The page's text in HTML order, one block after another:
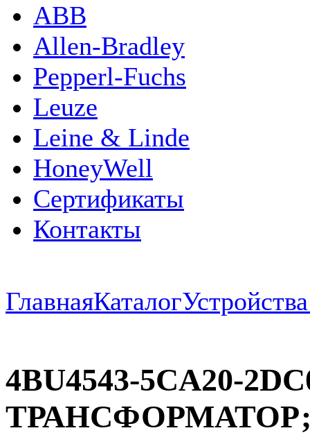
ABB
Allen-Bradley
Pepperl-Fuchs
Leuze
Leine & Linde
HoneyWell
Сертификаты
Контакты
ГлавнаяКаталог
4BU4543-5CA20-